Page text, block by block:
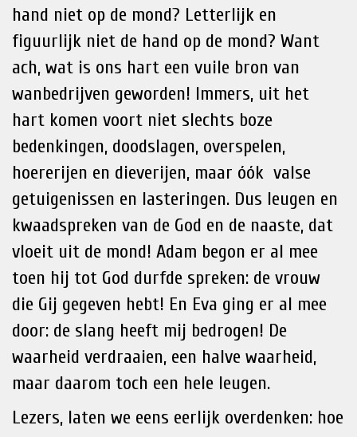
hand niet op de mond? Letterlijk en
figuurlijk niet de hand op de mond? Want
ach, wat is ons hart een vuile bron van
wanbedrijven geworden! Immers, uit het
hart komen voort niet slechts boze
bedenkingen, doodslagen, overspelen,
hoererijen en dieverijen, maar óók valse
getuigenissen en lasteringen. Dus leugen en
kwaadspreken van de God en de naaste, dat
vloeit uit de mond! Adam begon er al mee
toen hij tot God durfde spreken: de vrouw
die Gij gegeven hebt! En Eva ging er al mee
door: de slang heeft mij bedrogen! De
waarheid verdraaien, een halve waarheid,
maar daarom toch een hele leugen.
Lezers, laten we eens eerlijk overdenken: hoe